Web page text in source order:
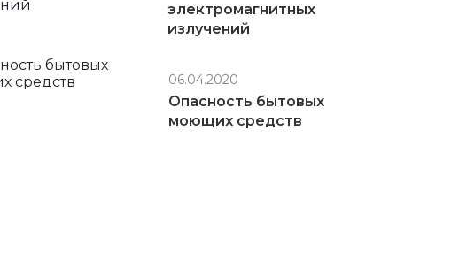
электромагнитных
излучений
06.04.2020
Опасность бытовых
моющих средств